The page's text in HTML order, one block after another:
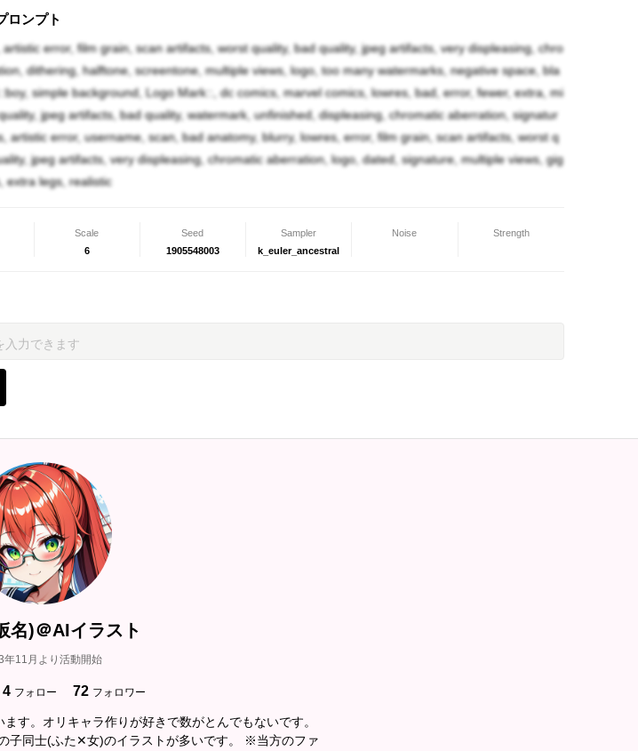
たので、あまり姉には関わらない人生を歩んでいましたが、大地と出会う事で姉を頼
した。
無い言動が目立ちますが、実際はかなりの実力者だったりします。
ロンプト
artistic error, film grain, scan artifacts, worst quality, bad quality, jpeg artifacts, very displeasing, chro
dithering, halftone, screentone, multiple views, logo, too many watermarks, negative space, bla
simple background, Logo Mark::, dc comics, marvel comics, lowres, bad, error, fewer, extra, mi
jpeg artifacts, bad quality, watermark, unfinished, displeasing, chromatic aberration, signatur
artistic error, username, scan, bad anatomy, blurry, lowres, error, film grain, scan artifacts, worst q
jpeg artifacts, very displeasing, chromatic aberration, logo, dated, signature, multiple views, gig
extra legs, realistic
Scale
6
Seed
1905548003
Sampler
k_euler_ancestral
Noise Strength
名)＠AIイラスト
年11月より活動開始
4 フォロー 72 フォロワー
す。オリキャラ作りが好きで数がとんでもないです。
子同士(ふた✕女)のイラストが多いです。 ※当方のファ